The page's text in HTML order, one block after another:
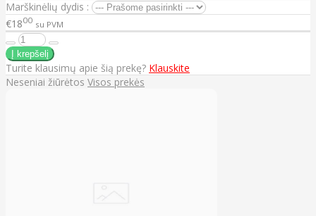
Marškinėlių dydis :
€1800 su PVM
Turite klausimų apie šią prekę? Klauskite
Neseniai žiūrėtos Visos prekės